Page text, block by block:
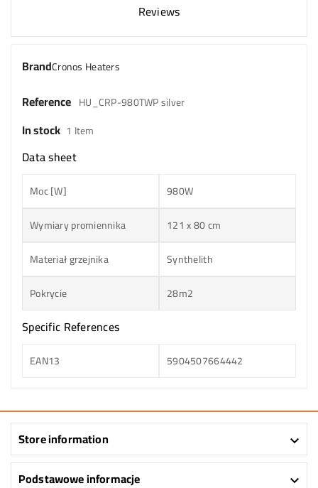
Reviews
BrandCronos Heaters
Reference HU_CRP-980TWP silver
In stock 1 Item
Data sheet
Moc [W]
980W
Wymiary promiennika
121 x 80 cm
Materiał grzejnika
Synthelith
Pokrycie
28m2
Specific References
EAN13 5904507664442
Store information 
Podstawowe informacje 